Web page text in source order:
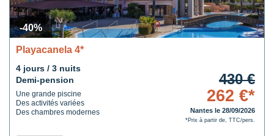
-40%
Playacanela 4*
4 jours / 3 nuits
Demi-pension
Une grande piscine
Des activités variées
Des chambres modernes
430 €
262 €*
Nantes le 28/09/2026
*Prix à partir de, TTC/pers.